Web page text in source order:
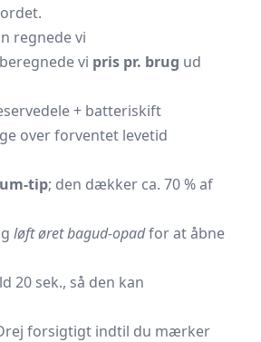
regnede vi
vi pris pr. brug ud
+ batteriskift
over forventet levetid
tip; den dækker ca. 70 % af
løft øret bagud-opadfor at åbne
20 sek., så den kan
forsigtigt indtil du mærker